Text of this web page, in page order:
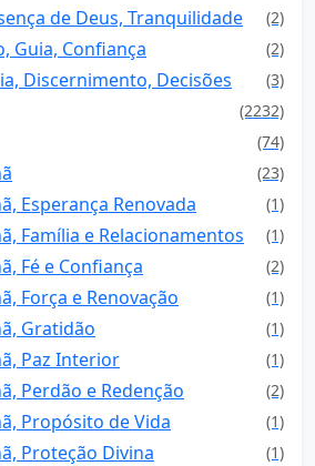
de Deus, Tranquilidade (2)
Guia, Confiança (2)
Discernimento, Decisões (3)
(2232)
(74)
(23)
Esperança Renovada (1)
Família e Relacionamentos (1)
Fé e Confiança (2)
Força e Renovação (1)
Gratidão (1)
Paz Interior (1)
Perdão e Redenção (2)
Propósito de Vida (1)
Proteção Divina (1)